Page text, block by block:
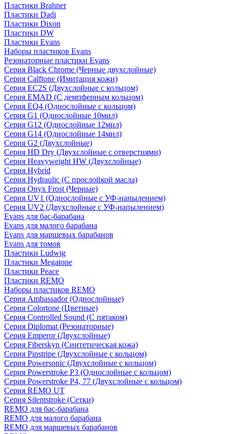
Пластики Brahner
Пластики Dadi
Пластики Dixon
Пластики DW
Пластики Evans
Наборы пластиков Evans
Резонаторные пластики Evans
Серия Black Chrome (Черные двухслойные)
Серия Calftone (Имитация кожи)
Серия EC2S (Двухслойные с кольцом)
Серия EMAD (С демпферным кольцом)
Серия EQ4 (Однослойные с кольцом)
Серия G1 (Однослойные 10мил)
Серия G12 (Однослойные 12мил)
Серия G14 (Однослойные 14мил)
Серия G2 (Двухслойные)
Серия HD Dry (Двухслойные с отверстиями)
Серия Heavyweight HW (Двухслойные)
Серия Hybrid
Серия Hydraulic (С прослойкой масла)
Серия Onyx Frost (Черные)
Серия UV1 (Однослойные с УФ-напылением)
Серия UV2 (Двухслойные с УФ-напылением)
Evans для бас-барабана
Evans для малого барабана
Evans для маршевых барабанов
Evans для томов
Пластики Ludwig
Пластики Megatone
Пластики Peace
Пластики REMO
Наборы пластиков REMO
Серия Ambassador (Однослойные)
Серия Colortone (Цветные)
Серия Controlled Sound (С пятаком)
Серия Diplomat (Резонаторные)
Серия Emperor (Двухслойные)
Серия Fiberskyn (Синтетическая кожа)
Серия Pinstripe (Двухслойные с кольцом)
Серия Powersonic (Двухслойные с кольцом)
Серия Powerstroke P3 (Однослойные с кольцом)
Серия Powerstroke P4, 77 (Двухслойные с кольцом)
Серия REMO UT
Серия Silentstroke (Сетки)
REMO для бас-барабана
REMO для малого барабана
REMO для маршевых барабанов